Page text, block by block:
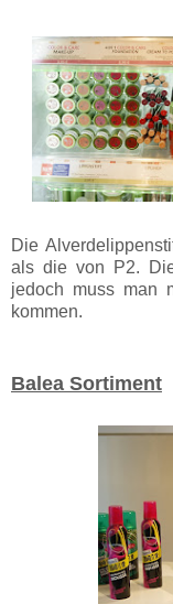
Die
als die von P2.
jedoch muss man
kommen.
Balea Sortiment